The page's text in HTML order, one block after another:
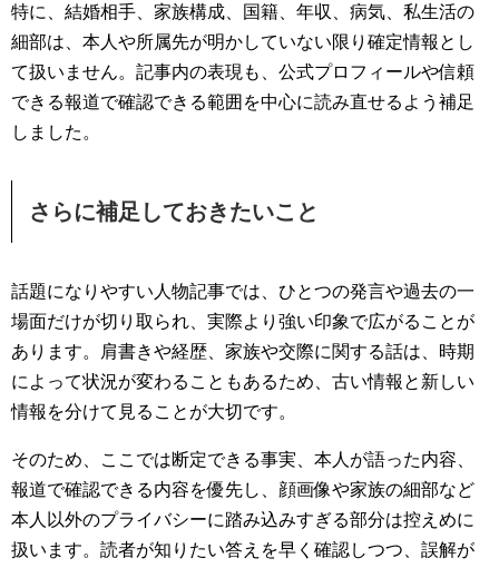
特に、結婚相手、家族構成、国籍、年収、病気、私生活の
細部は、本人や所属先が明かしていない限り確定情報とし
て扱いません。記事内の表現も、公式プロフィールや信頼
できる報道で確認できる範囲を中心に読み直せるよう補足
しました。
さらに補足しておきたいこと
話題になりやすい人物記事では、ひとつの発言や過去の一
場面だけが切り取られ、実際より強い印象で広がることが
あります。肩書きや経歴、家族や交際に関する話は、時期
によって状況が変わることもあるため、古い情報と新しい
情報を分けて見ることが大切です。
そのため、ここでは断定できる事実、本人が語った内容、
報道で確認できる内容を優先し、顔画像や家族の細部など
本人以外のプライバシーに踏み込みすぎる部分は控えめに
扱います。読者が知りたい答えを早く確認しつつ、誤解が